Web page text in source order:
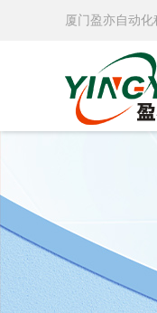
厦门盈亦自动化